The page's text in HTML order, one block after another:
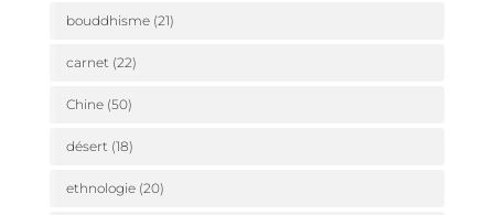
bouddhisme(21)
carnet(22)
Chine(50)
désert(18)
ethnologie(20)